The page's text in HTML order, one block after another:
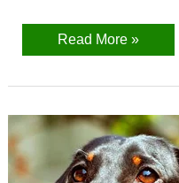
Read More »
Teckel
(Salchicha,
Dachshund)